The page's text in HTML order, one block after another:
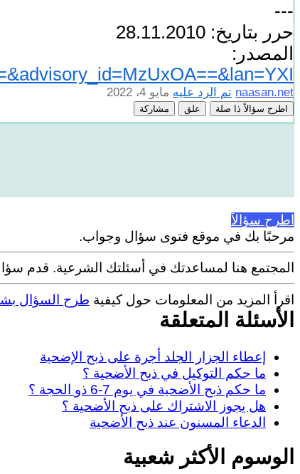
---
حرر بتاريخ: 28.11.2010
naasan.net تم الرد عليه مايو 4، 2022
اطرح سؤالاً ذا صلة علق مشاركة
اطرح سؤالاً
مرحبًا بك في موقع فتوى سؤال وجواب.
المجتمع هنا لمساعدتك في أسئلتك الشرعية. قدم
اقرأ المزيد من المعلومات حول كيفية طرح السؤال
الأسئلة المتعلقة
إعطاء الجزار الجلد أجرة على ذبح الإضحية
ما حكم التوكيل في ذبح الأضحية ؟
ما حكم ذبح الأضحية في يوم 7-6 ذو الحجة ؟
هل يجوز الاشتراك على ذبح الأضحية ؟
الدعاء المسنون عند ذبح الأضحية
الوسوم الأكثر شعبية